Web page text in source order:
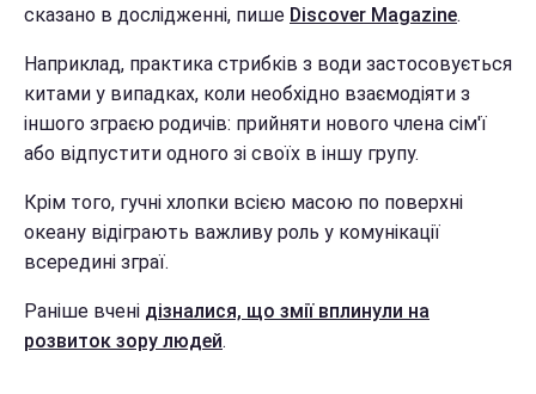
сказано в дослідженні, пише Discover Magazine.
Наприклад, практика стрибків з води застосовується
китами у випадках, коли необхідно взаємодіяти з
іншого зграєю родичів: прийняти нового члена сім'ї
або відпустити одного зі своїх в іншу групу.
Крім того, гучні хлопки всією масою по поверхні
океану відіграють важливу роль у комунікації
всередині зграї.
Раніше вчені дізналися, що змії вплинули на
розвиток зору людей.